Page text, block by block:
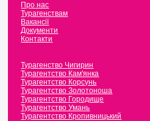
Про нас
Турагенствам
Вакансії
Документи
Контакти
Турагенство Чигирин
Турагентство Кам'янка
Турагентство Корсунь
Турагентство Золотоноша
Турагентство Городище
Турагентство Умань
Турагентство Кропивницький